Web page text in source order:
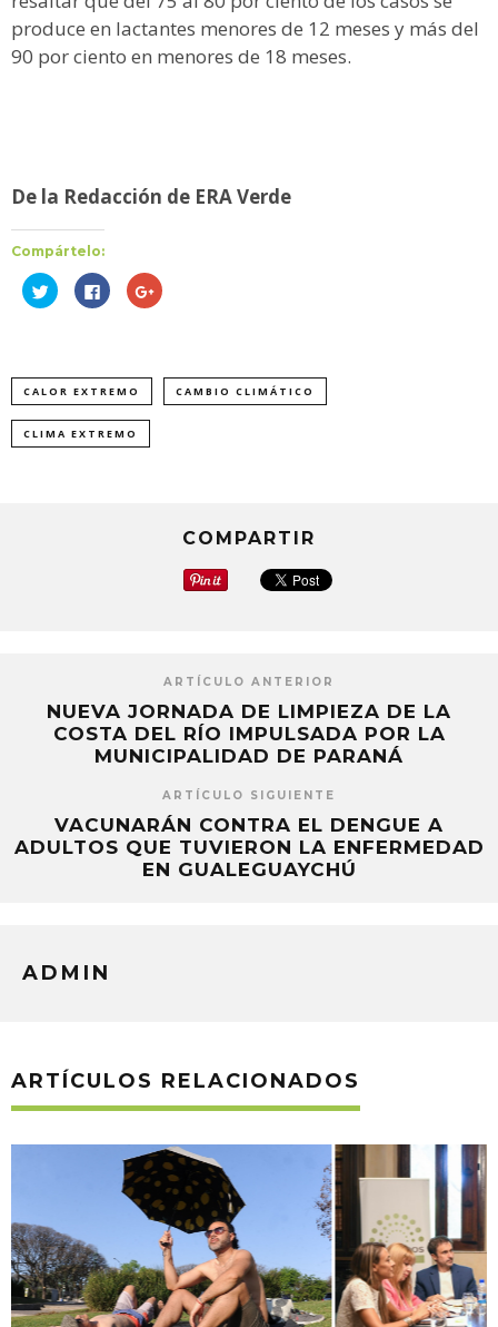
produce en lactantes menores de 12 meses y más del
90 por ciento en menores de 18 meses.
De la Redacción de ERA Verde
Compártelo:
Haz
clic
abre
en
una
ventana
nueva)
Haz
clic
abre
en
una
ventana
nueva)
Haz
clic
abre
una
CALOR EXTREMO CAMBIO CLIMÁTICO
CLIMA EXTREMO
COMPARTIR
ARTÍCULO ANTERIOR
NUEVA JORNADA DE LIMPIEZA DE LA
COSTA DEL RÍO IMPULSADA POR LA
MUNICIPALIDAD DE PARANÁ
ARTÍCULO SIGUIENTE
VACUNARÁN CONTRA EL DENGUE A
ADULTOS QUE TUVIERON LA ENFERMEDAD
EN GUALEGUAYCHÚ
ADMIN
ARTÍCULOS RELACIONADOS